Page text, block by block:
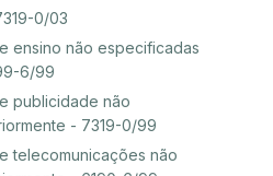
0/03
ensino não especificadas
6/99
publicidade não
- 7319-0/99
telecomunicações não